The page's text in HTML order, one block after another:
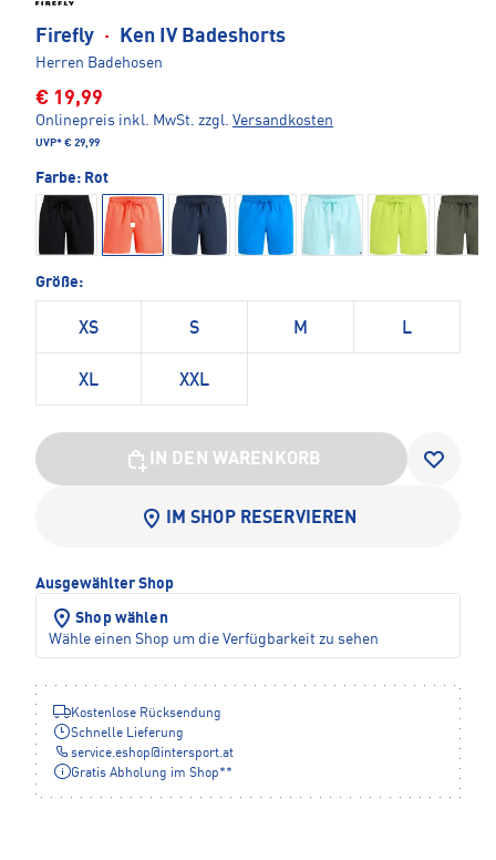
Firefly · Ken IV Badeshorts
Herren Badehosen
€ 19,99
Onlinepreis inkl. MwSt. zzgl. Versandkosten
UVP* € 29,99
Farbe: Rot
Größe:
XS S M L
XL XXL
IN DEN WARENKORB
IM SHOP RESERVIEREN
Ausgewählter Shop
Shop wählen
Wähle einen Shop um die Verfügbarkeit zu sehen
Kostenlose Rücksendung
Schnelle Lieferung
service.eshop@intersport.at
Gratis Abholung im Shop**